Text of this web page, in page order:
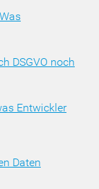
DSGVO noch
Entwickler
Daten